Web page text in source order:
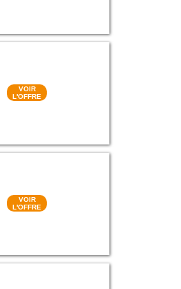
VOIR
L'OFFRE
VOIR
L'OFFRE